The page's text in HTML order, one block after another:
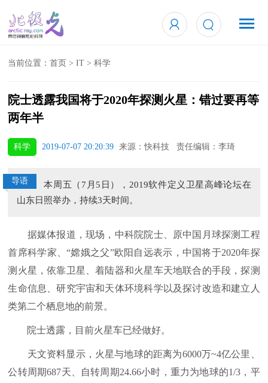
当前位置：首页 >IT >科学
院士透露我国将于2020年探测火星：错过要再等
两年半
科学 2019-07-07 20:20:39 来源：快科技 责任编辑：李琦
导语
本周五（7月5日），2019软件定义卫星高峰论坛在
山东日照举办，持续3天时间。
据媒体报道，现场，中科院院士、原中国月球探测工程
首席科学家、“嫦娥之父”欧阳自远表示，中国将于2020年探
测火星，依靠卫星、着陆器和火星车天地联合的手段，探测
生命信息、研究宇宙和天体环境科学以及探讨改造和建立人
类第二个栖息地的前景。
院士透露，目前火星车已经做好。
天文资料显示，火星与地球的距离为6000万~4亿公里、
公转周期687天、自转周期24.66小时，重力为地球的1/3，平